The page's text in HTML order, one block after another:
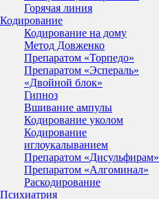
Горячая линия
Кодирование
Кодирование на дому
Метод Довженко
Препаратом «Торпедо»
Препаратом «Эспераль»
«Двойной блок»
Гипноз
Вшивание ампулы
Кодирование уколом
Кодирование
иглоукалыванием
Препаратом «Дисульфирам»
Препаратом «Алгоминал»
Раскодирование
Психиатрия